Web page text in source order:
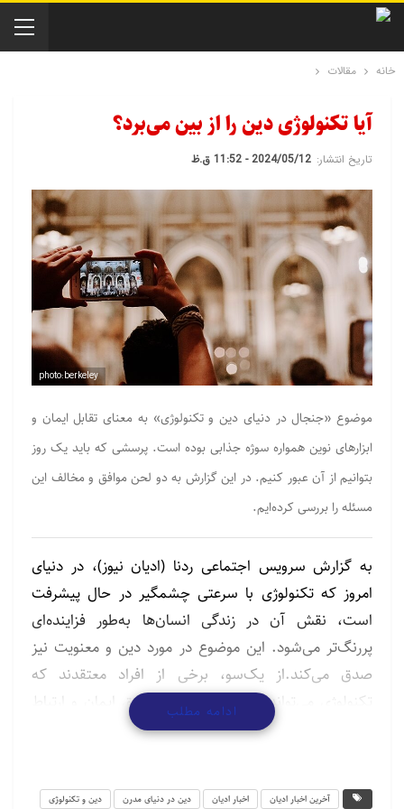
خانه مقالات
آیا تکنولوژی دین را از بین می‌برد؟
تاریخ انتشار: 2024/05/12 - 11:52 ق.ظ
photo:berkeley
موضوع «جنجال در دنیای دین و تکنولوژی» به معنای تقابل ایمان و
ابزارهای نوین همواره سوژه جذابی بوده است. پرسشی که باید یک روز
بتوانیم از آن عبور کنیم. در این گزارش به دو لحن موافق و مخالف این
مسئله را بررسی کرده‌ایم.
به گزارش سرویس اجتماعی ردنا (ادیان نیوز)، در دنیای
امروز که تکنولوژی با سرعتی چشمگیر در حال پیشرفت
است، نقش آن در زندگی انسان‌ها به‌طور فزاینده‌ای
پررنگ‌تر می‌شود. این موضوع در مورد دین و معنویت نیز
صدق می‌کند.از یک‌سو، برخی از افراد معتقدند که
تکنولوژی می‌تواند ابزار مفیدی برای تعمیق ایمان و ارتباط
باخدا باشد. آن‌ها از ابزارهای مختلفی مانند برنامه‌های
ادامه مطلب
آخرین اخبار ادیان اخبار ادیان دین در دنیای مدرن
دین و تکنولوژی